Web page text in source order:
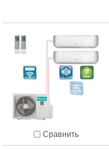
Сравнить